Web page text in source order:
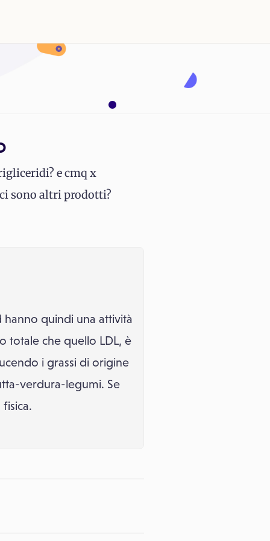
e cmq x
sono altri prodotti?
quindi una attività
totale che quello LDL, è
i grassi di origine
verdura-legumi. Se